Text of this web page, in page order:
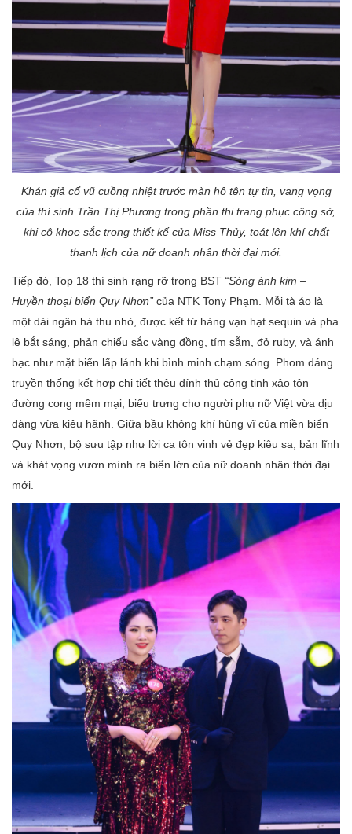
Khán giả cổ vũ cuồng nhiệt trước màn hô tên tự tin, vang vọng
của thí sinh Trần Thị Phương trong phần thi trang phục công sở,
khi cô khoe sắc trong thiết kế của Miss Thủy, toát lên khí chất
thanh lịch của nữ doanh nhân thời đại mới.
Tiếp đó, Top 18 thí sinh rạng rỡ trong BST “Sóng ánh kim –
Huyền thoại biển Quy Nhơn” của NTK Tony Phạm. Mỗi tà áo là
một dải ngân hà thu nhỏ, được kết từ hàng vạn hạt sequin và pha
lê bắt sáng, phản chiếu sắc vàng đồng, tím sẫm, đỏ ruby, và ánh
bạc như mặt biển lấp lánh khi bình minh chạm sóng. Phom dáng
truyền thống kết hợp chi tiết thêu đính thủ công tinh xảo tôn
đường cong mềm mại, biểu trưng cho người phụ nữ Việt vừa dịu
dàng vừa kiêu hãnh. Giữa bầu không khí hùng vĩ của miền biển
Quy Nhơn, bộ sưu tập như lời ca tôn vinh vẻ đẹp kiêu sa, bản lĩnh
và khát vọng vươn mình ra biển lớn của nữ doanh nhân thời đại
mới.